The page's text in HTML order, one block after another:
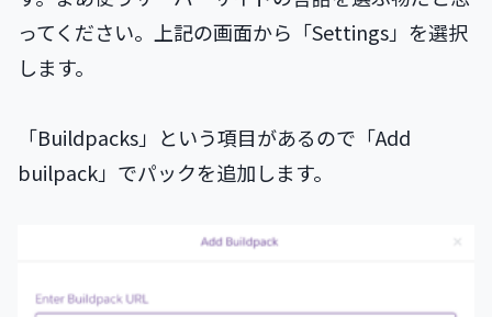
ってください。上記の画面から「Settings」を選択
します。
「Buildpacks」という項目があるので「Add
builpack」でパックを追加します。